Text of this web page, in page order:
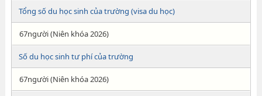
Tổng số du học sinh của trường (visa du học)
67người (Niên khóa 2026)
Số du học sinh tư phí của trường
67người (Niên khóa 2026)